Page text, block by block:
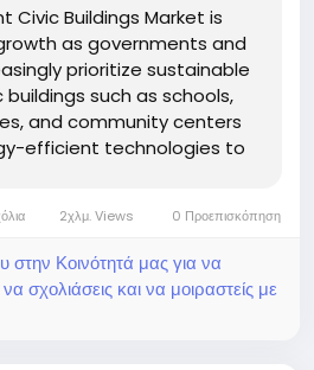
Civic Buildings Market is
as governments and
prioritize sustainable
such as schools,
and community centers
efficient technologies to
2χλμ. Views 0 Προεπισκόπηση
Κοινότητά μας για να
σχολιάσεις και να μοιραστείς με